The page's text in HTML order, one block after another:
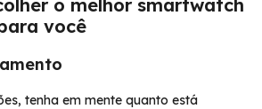
o melhor smartwatch
você
tenha em mente quanto está